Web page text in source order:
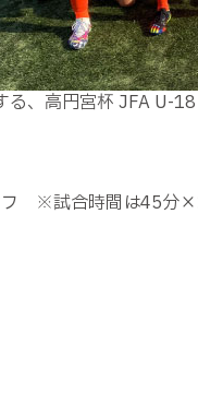
る、高円宮杯 JFA U-
※試合時間は45分